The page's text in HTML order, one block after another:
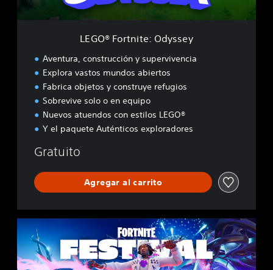
t
LEGO® Fortnite: Odyssey
Aventura, construcción y supervivencia
Explora vastos mundos abiertos
Fabrica objetos y construye refugios
Sobrevive solo o en equipo
Nuevos atuendos con estilos LEGO®
Y el paquete Auténticos exploradores
Gratuito
Agregar al carrito
o
r
t